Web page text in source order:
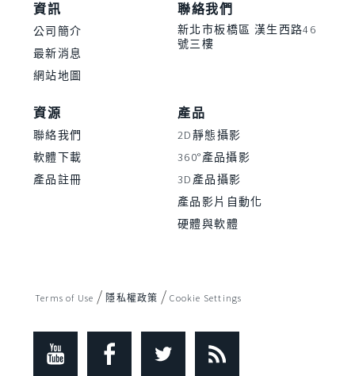
資訊
公司簡介
最新消息
網站地圖
聯絡我們
新北市板橋區 漢生西路46
號三樓
資源
聯絡我們
軟體下載
產品註冊
產品
2D靜態攝影
360°產品攝影
3D產品攝影
產品影片自動化
硬體與軟體
Terms of Use / 隱私權政策 / Cookie Settings